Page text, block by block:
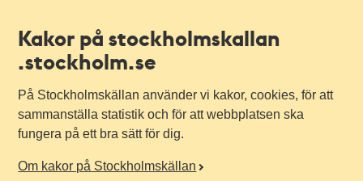
Kakor på stockholmskallan
.stockholm.se
På Stockholmskällan använder vi kakor, cookies, för att
sammanställa statistik och för att webbplatsen ska
fungera på ett bra sätt för dig.
Om kakor på Stockholmskällan